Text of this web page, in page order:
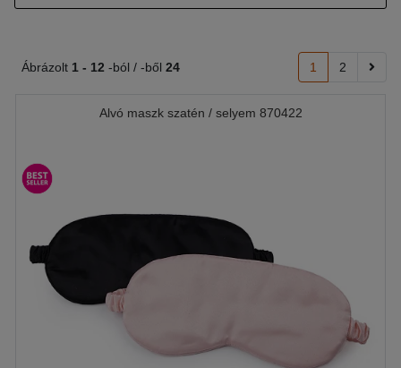
Ábrázolt 1 - 12 -ból / -ből 24 1 2
Alvó maszk szatén / selyem 870422